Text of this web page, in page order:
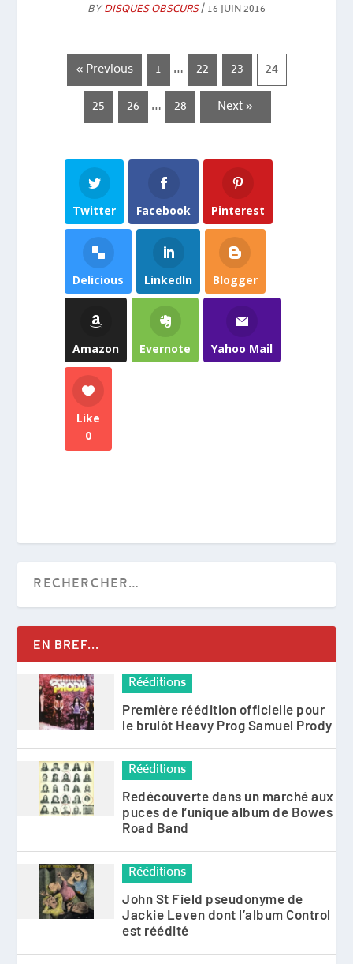
BYDISQUES OBSCURS/ 16 JUIN 2016
« Previous 1 … 22 23
24
25
26 … 28 Next »
Twitter Facebook Pinterest
Delicious LinkedIn Blogger
Amazon Evernote Yahoo Mail
Like
0
EN BREF...
Rééditions
Première réédition officielle pour
le brulôt Heavy Prog Samuel Prody
Rééditions
Redécouverte dans un marché aux
puces de l’unique album de Bowes
Road Band
Rééditions
John St Field pseudonyme de
Jackie Leven dont l’album Control
est réédité